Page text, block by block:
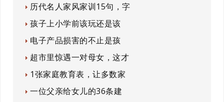
历代名人家风家训15句，字
孩子上小学前该玩还是该
电子产品损害的不止是孩
超市里惊遇一对母女，这才
1张家庭教育表，让多数家
一位父亲给女儿的36条建